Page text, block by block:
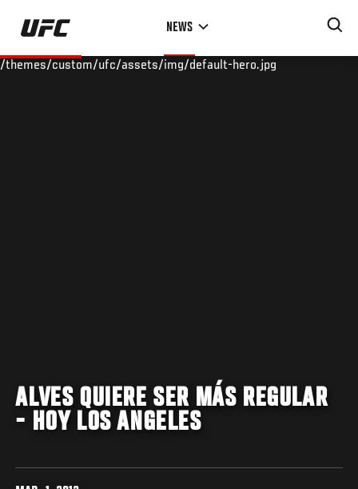
Skip
main
NEWS
/themes/custom/ufc/assets/img/default-hero.jpg
ALVES QUIERE SER MÁS REGULAR
- HOY LOS ANGELES